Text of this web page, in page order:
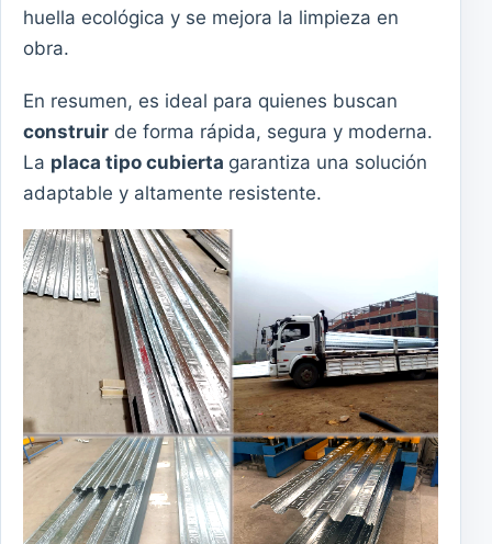
huella ecológica y se mejora la limpieza en
obra.
En resumen, es ideal para quienes buscan
construir de forma rápida, segura y moderna.
La placa tipo cubierta garantiza una solución
adaptable y altamente resistente.